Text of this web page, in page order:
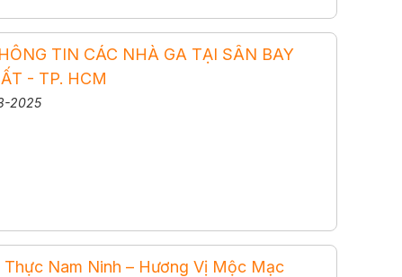
TIN CÁC NHÀ GA TẠI SÂN BAY
- TP. HCM
2025
Thực Nam Ninh – Hương Vị Mộc Mạc